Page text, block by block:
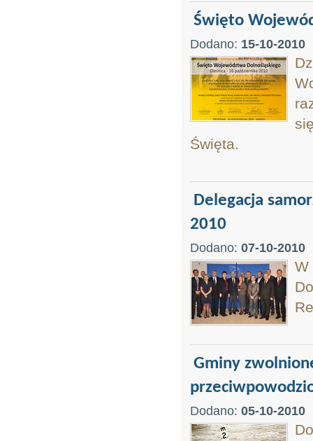
Święto
Dodano: 15-10-2010
Święta.
Delegacja
2010
Dodano: 07-10-2010
W
Gminy
Dodano: 05-10-2010